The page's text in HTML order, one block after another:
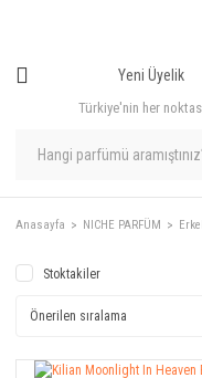
Türkiye'nin her
Yeni Üyelik
Anasayfa NICHE PARFÜM
Stoktakiler